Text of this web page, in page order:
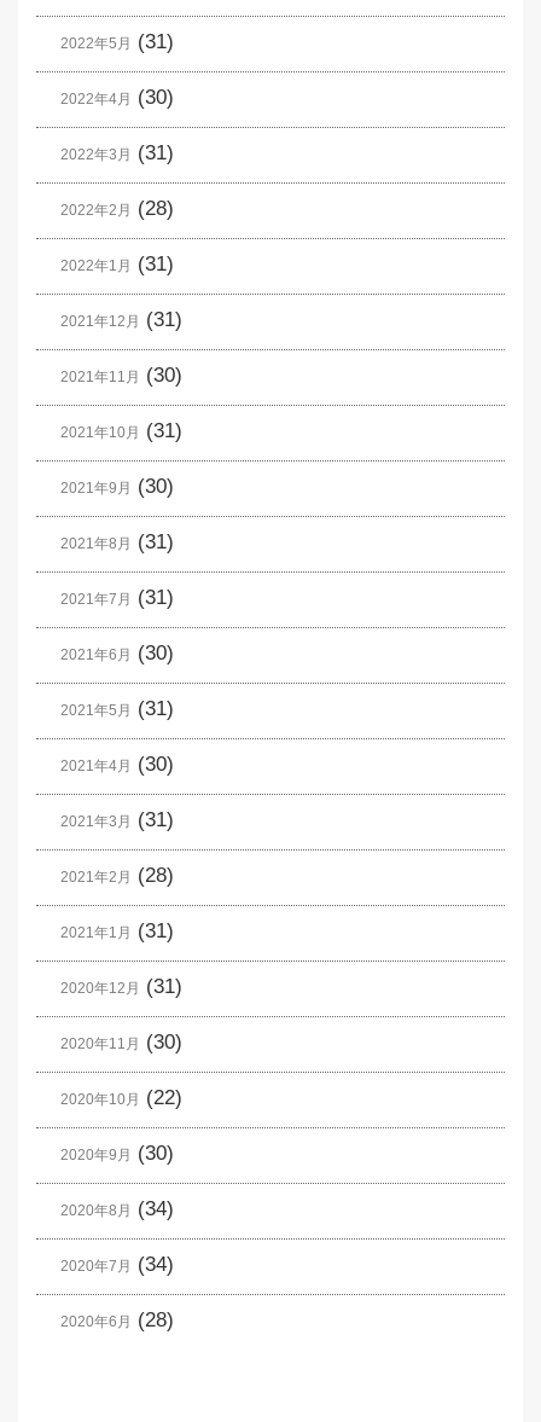
2022年5月 (31)
2022年4月 (30)
2022年3月 (31)
2022年2月 (28)
2022年1月 (31)
2021年12月 (31)
2021年11月 (30)
2021年10月 (31)
2021年9月 (30)
2021年8月 (31)
2021年7月 (31)
2021年6月 (30)
2021年5月 (31)
2021年4月 (30)
2021年3月 (31)
2021年2月 (28)
2021年1月 (31)
2020年12月 (31)
2020年11月 (30)
2020年10月 (22)
2020年9月 (30)
2020年8月 (34)
2020年7月 (34)
2020年6月 (28)